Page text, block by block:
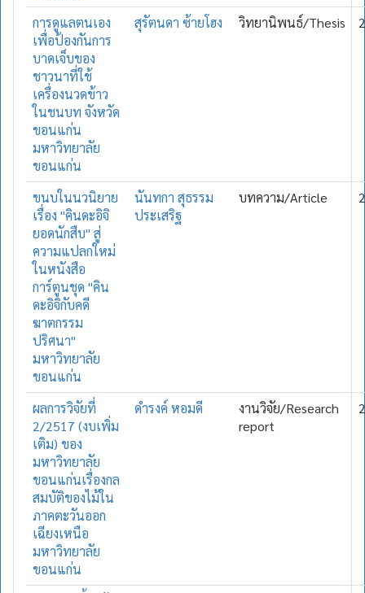
การดูแลตนเอง
เพื่อป้องกันการ
บาดเจ็บของ
ชาวนาที่ใช้
เครื่องนวดข้าว
ในชนบท จังหวัด
ขอนแก่น
มหาวิทยาลัย
ขอนแก่น
สุรัตนดา ซ้ายโฮง วิทยานิพนธ์/Thesis
ขนบในนวนิยาย
เรื่อง "คินดะอิจิ
ยอดนักสืบ" สู่
ความแปลกใหม่
ในหนังสือ
การ์ตูนชุด "คิน
ดะอิจิกับคดี
ฆาตกรรม
ปริศนา"
มหาวิทยาลัย
ขอนแก่น
นันทกา สุธรรม
ประเสริฐ
บทความ/Article
ผลการวิจัยที่
2/2517 (งบเพิ่ม
เติม) ของ
มหาวิทยาลัย
ขอนแก่นเรื่องกล
สมบัติของไม้ใน
ภาคตะวันออก
เฉียงเหนือ
มหาวิทยาลัย
ขอนแก่น
ดำรงค์ หอมดี
งานวิจัย/Research
report